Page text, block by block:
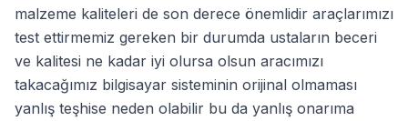
malzeme kaliteleri de son derece önemlidir araçlarımızı
test ettirmemiz gereken bir durumda ustaların beceri
ve kalitesi ne kadar iyi olursa olsun aracımızı
takacağımız bilgisayar sisteminin orijinal olmaması
yanlış teşhise neden olabilir bu da yanlış onarıma